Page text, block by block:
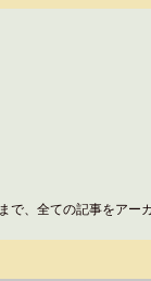
で、全ての記事をア